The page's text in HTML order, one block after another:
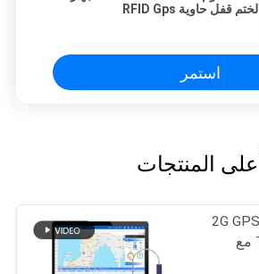
الختم قفل حاوية RFID Gps
استمر
أعلى المنتجات
الحاوية الإلكترونية 2G GPS
Tracking Locklock مع